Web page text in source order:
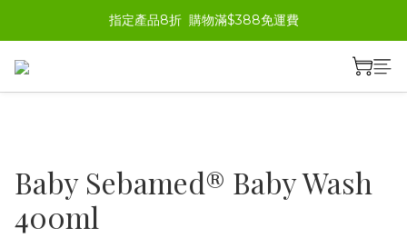
指定產品8折  購物滿$388免運費
Baby Sebamed® Baby Wash
400ml